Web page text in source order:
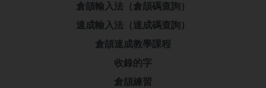
倉頡輸入法（倉頡碼查詢）
速成輸入法（速成碼查詢）
倉頡速成教學課程
收錄的字
倉頡練習